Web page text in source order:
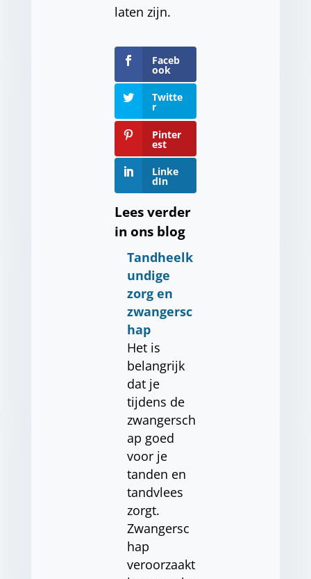
laten zijn.
Faceb
ook
Twitte
r
Pinter
est
Linke
dIn
Lees verder
in ons blog
Tandheelk
undige
zorg en
zwangersc
hap
Het is
belangrijk
dat je
tijdens de
zwangersch
ap goed
voor je
tanden en
tandvlees
zorgt.
Zwangersc
hap
veroorzaakt